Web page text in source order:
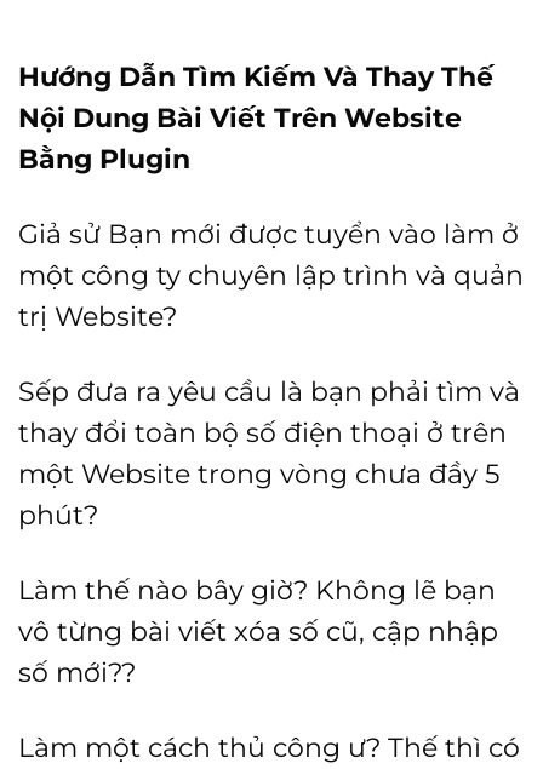
Hướng Dẫn Tìm Kiếm Và Thay Thế
Nội Dung Bài Viết Trên Website
Bằng Plugin
Giả sử Bạn mới được tuyển vào làm ở
một công ty chuyên lập trình và quản
trị Website?
Sếp đưa ra yêu cầu là bạn phải tìm và
thay đổi toàn bộ số điện thoại ở trên
một Website trong vòng chưa đầy 5
phút?
Làm thế nào bây giờ? Không lẽ bạn
vô từng bài viết xóa số cũ, cập nhập
số mới??
Làm một cách thủ công ư? Thế thì có